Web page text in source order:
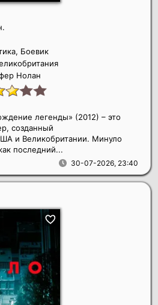
Боевик
Нолан
30-07-2026, 23:40
легенды» (2012) – это
созданный
и Великобритании. Минуло
последний...